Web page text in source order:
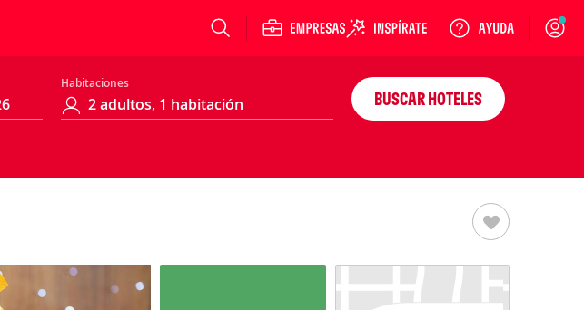
Login
Habitaciones
BUSCAR HOTELES